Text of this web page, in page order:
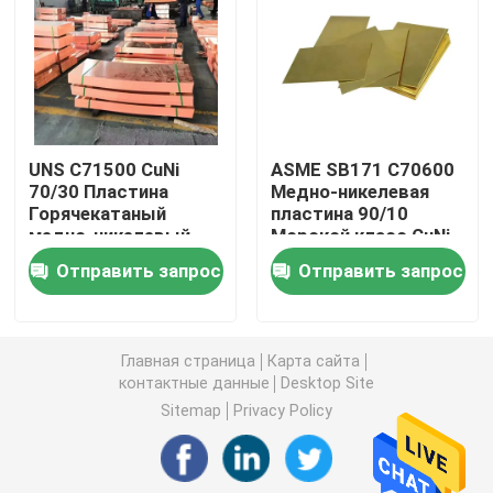
Медно-никелевая трубка
Медная Адвокатура никеля
Медная плита никеля
Тройник медного никеля равный
Перекрестный штуцер трубы
Штуцер редуктора
UNS C71500 CuNi
70/30 Пластина
Горячекатаный
медно-никелевый
лист ASTM B171
Оценка нефти и газа
Отправить запрос
ASME SB171 C70600
Медно-никелевая
пластина 90/10
Морской класс CuNi
Лист Трубопровод
для морской воды
Отправить запрос
Главная страница
Карта сайта
контактные данные
Desktop Site
Sitemap
Privacy Policy